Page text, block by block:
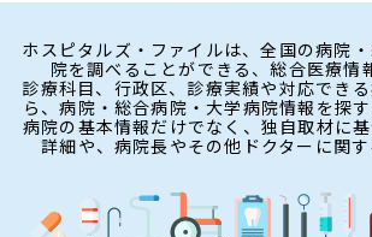
ホスピタルズ・ファイルは、全国の病院
院を調べることができる、総合医療情
診療科目、行政区、診療実績や対応でき
ら、病院・総合病院・大学病院情報を探す
病院の基本情報だけでなく、独自取材に
詳細や、病院長やその他ドクターに関す